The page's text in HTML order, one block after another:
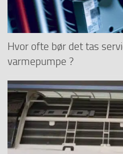
Hvor ofte bør det tas
varmepumpe ?